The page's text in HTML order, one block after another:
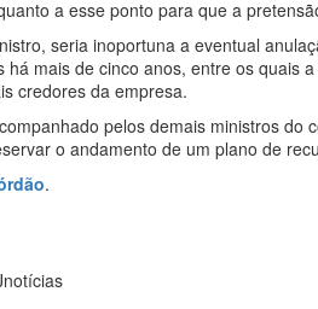
a esse ponto para que a
seria inoportuna a eventual
há mais de cinco anos, entre os quais
credores da empresa.
pelos demais ministros do
o andamento de um plano de
.